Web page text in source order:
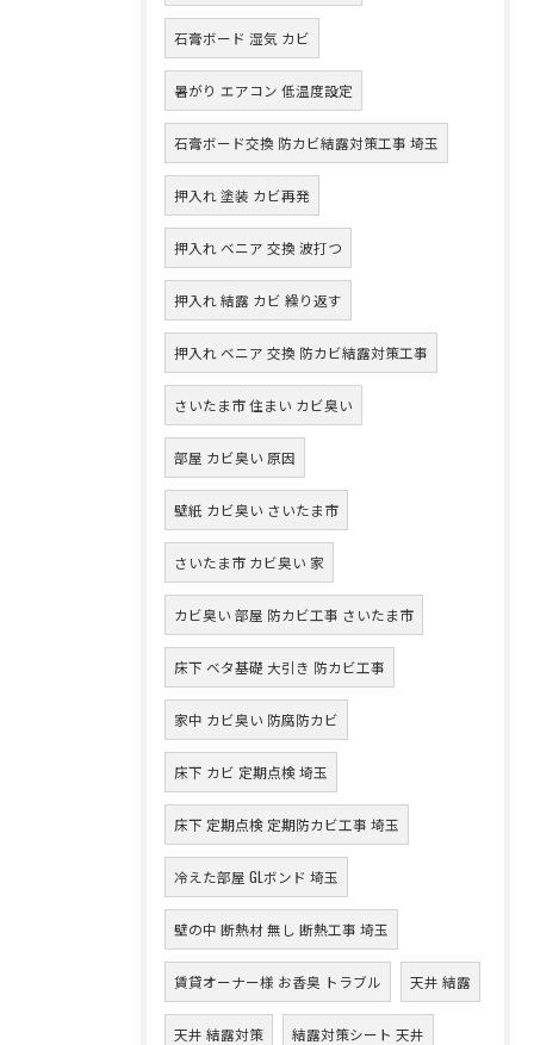
石膏ボード 湿気 カビ
暑がり エアコン 低温度設定
石膏ボード交換 防カビ結露対策工事 埼玉
押入れ 塗装 カビ再発
押入れ ベニア 交換 波打つ
押入れ 結露 カビ 繰り返す
押入れ ベニア 交換 防カビ結露対策工事
さいたま市 住まい カビ臭い
部屋 カビ臭い 原因
壁紙 カビ臭い さいたま市
さいたま市 カビ臭い 家
カビ臭い 部屋 防カビ工事 さいたま市
床下 ベタ基礎 大引き 防カビ工事
家中 カビ臭い 防腐防カビ
床下 カビ 定期点検 埼玉
床下 定期点検 定期防カビ工事 埼玉
冷えた部屋 GLボンド 埼玉
壁の中 断熱材 無し 断熱工事 埼玉
賃貸オーナー様 お香臭 トラブル 天井 結露
天井 結露対策 結露対策シート 天井